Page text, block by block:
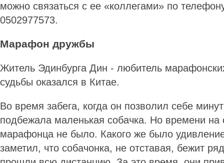
можно связаться с ее «коллегами» по
0502977573.
Марафон дружбы
Житель Эдинбурга Дин - любитель
судьбы оказался в Китае.
Во время забега, когда он позволил себе
подбежала маленькая собачка. Но времени на
марафонца не было. Какого же было
заметил, что собачонка, не отставая, бежит